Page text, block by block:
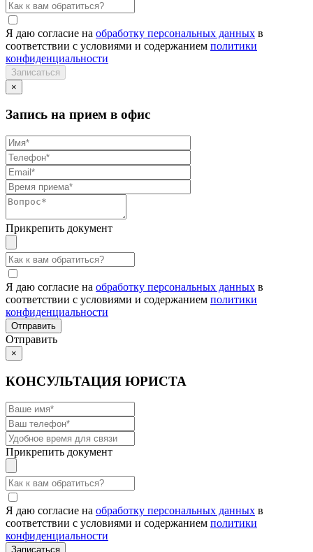
Я даю согласие на обработку персональных данных в
соответствии с условиями и содержанием политики
конфиденциальности
×
Запись на прием в офис
Прикрепить документ
Я даю согласие на обработку персональных данных в
соответствии с условиями и содержанием политики
конфиденциальности
Отправить
×
КОНСУЛЬТАЦИЯ ЮРИСТА
Прикрепить документ
Я даю согласие на обработку персональных данных в
соответствии с условиями и содержанием политики
конфиденциальности